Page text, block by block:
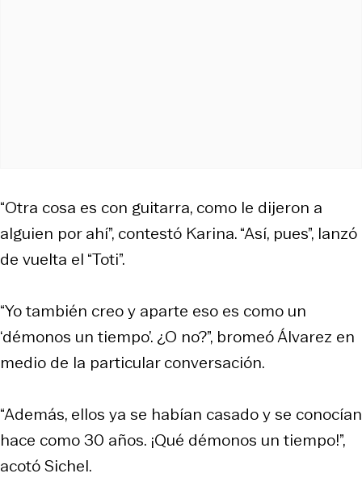
“Otra cosa es con guitarra, como le dijeron a
alguien por ahí”, contestó Karina. “Así, pues”, lanzó
de vuelta el “Toti”.
“Yo también creo y aparte eso es como un
‘démonos un tiempo’. ¿O no?”, bromeó Álvarez en
medio de la particular conversación.
“Además, ellos ya se habían casado y se conocían
hace como 30 años. ¡Qué démonos un tiempo!”,
acotó Sichel.